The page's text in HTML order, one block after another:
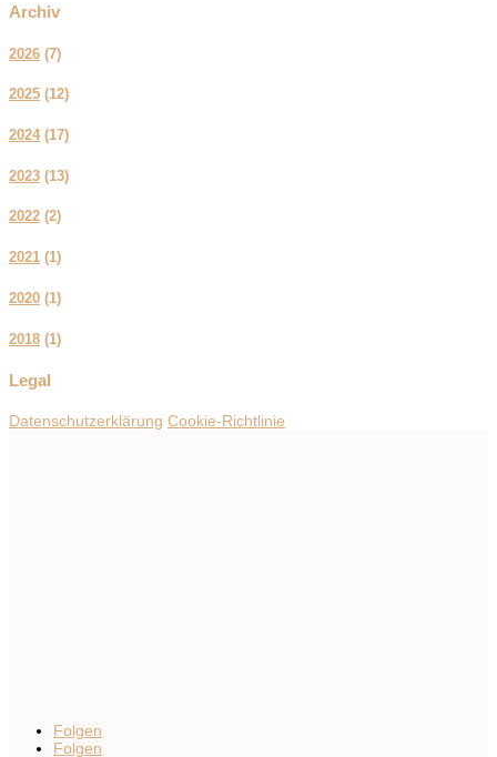
Archiv
2026 (7)
2025 (12)
2024 (17)
2023 (13)
2022 (2)
2021 (1)
2020 (1)
2018 (1)
Legal
Datenschutzerklärung Cookie-Richtlinie
Folgen
Folgen